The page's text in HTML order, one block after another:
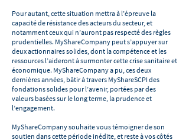
Pour autant, cette situation mettra à l’épreuve la
capacité de résistance des acteurs du secteur, et
notamment ceux qui n’auront pas respecté des règles
prudentielles. MyShareCompany peut s’appuyer sur
deux actionnaires solides, dont la compétence et les
ressources l’aideront à surmonter cette crise sanitaire et
économique. MyShareCompany a pu, ces deux
dernières années, bâtir à travers MyShareSCPI des
fondations solides pour l’avenir, portées par des
valeurs basées sur le long terme, la prudence et
l’engagement.
MyShareCompany souhaite vous témoigner de son
soutien dans cette période inédite, et reste à vos côtés